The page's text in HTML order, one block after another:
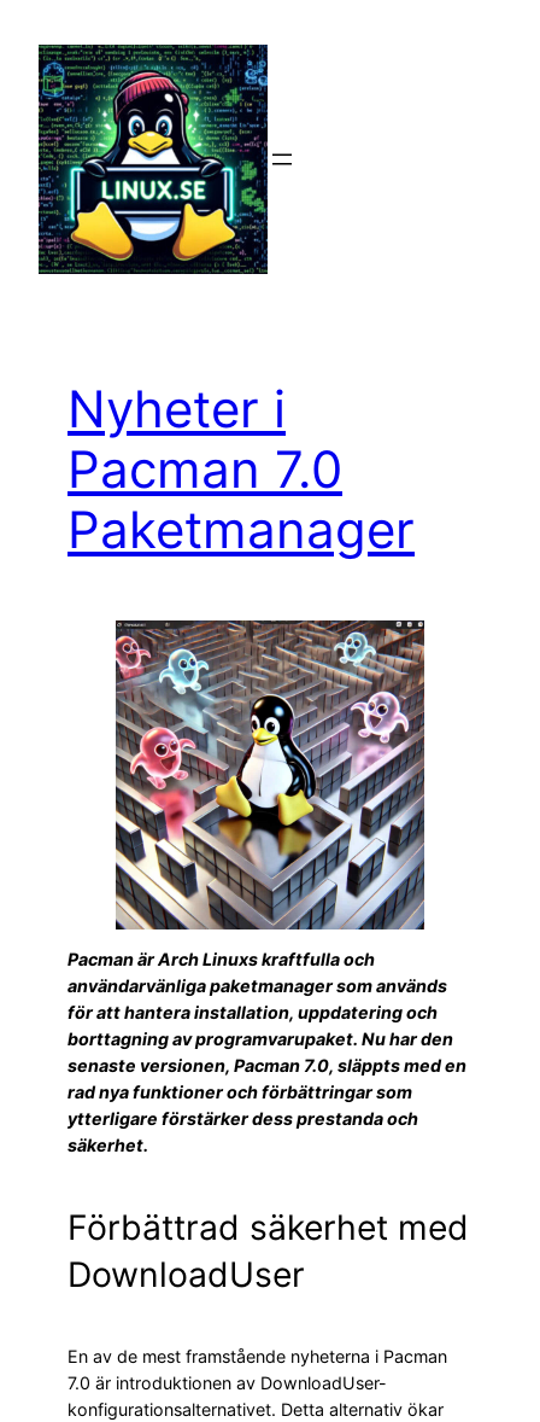
innehåll
Nyheter i
Pacman 7.0
Paketmanager
Pacman är Arch Linuxs kraftfulla och
användarvänliga paketmanager som används
för att hantera installation, uppdatering och
borttagning av programvarupaket. Nu har den
senaste versionen, Pacman 7.0, släppts med en
rad nya funktioner och förbättringar som
ytterligare förstärker dess prestanda och
säkerhet.
Förbättrad säkerhet med
DownloadUser
En av de mest framstående nyheterna i Pacman
7.0 är introduktionen av DownloadUser-
konfigurationsalternativet. Detta alternativ ökar